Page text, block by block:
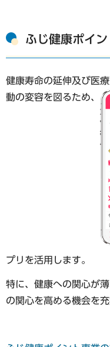
ふじ健康ポイン
健康寿命の延伸及び医
動の変容を図るため、
プリを活用します。
特に、健康への関心が
の関心を高める機会を